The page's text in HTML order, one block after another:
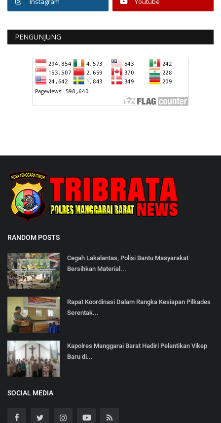
PENGUNJUNG
RANDOM POSTS
Cegah Lakalantas, Polisi Bantu Masyarakat
Bersihkan Material...
Rapat Koordinasi Dalam Rangka Kesiapan Pilkades
Serentak...
Kapolres Manggarai Barat Hadiri Pelantikan Vikep
Baru di...
SOCIAL MEDIA